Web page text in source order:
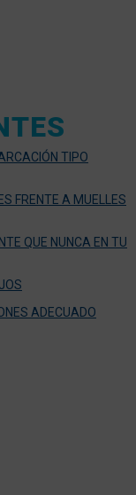
TIPO
FRENTE A MUELLES
QUE NUNCA EN TU
ADECUADO